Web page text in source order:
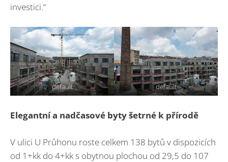
investici.“
default default
Elegantní a nadčasové byty šetrné k přírodě
V ulici U Průhonu roste celkem 138 bytů v dispozicích
od 1+kk do 4+kk s obytnou plochou od 29,5 do 107